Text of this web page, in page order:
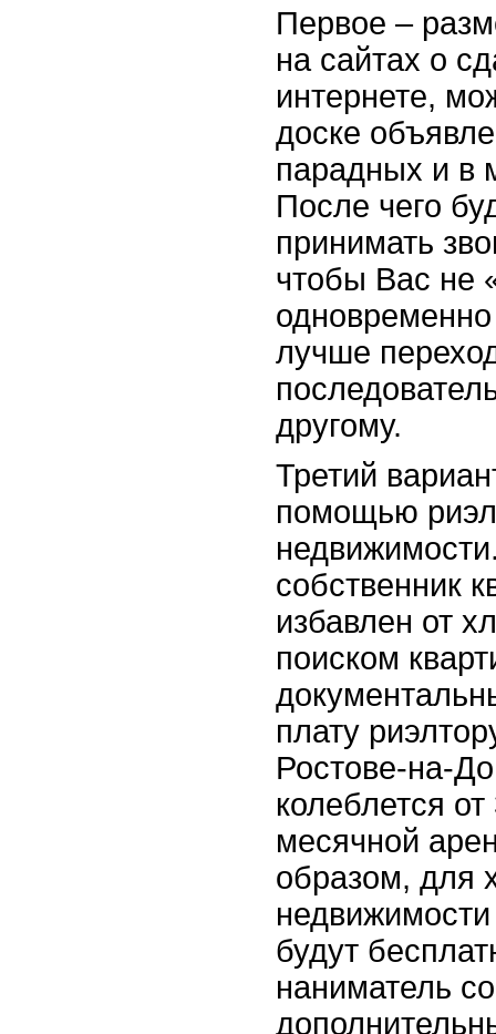
Первое –
на сайтах о
интернете,
доске
парадных и в
После чего
принимать
чтобы Вас не
одновременно
лучше
другому.
Третий
помощью
собственник
избавлен от
поиском
плату
Ростове-на-
колеблется
месячной
образом, для
будут
наниматель